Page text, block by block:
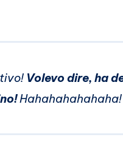
Volevo dire, ha
Hahahahahahaha!